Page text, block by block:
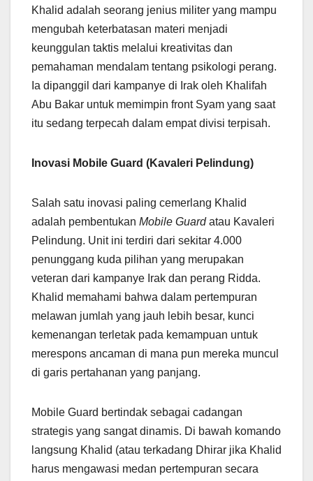
Khalid adalah seorang jenius militer yang mampu
mengubah keterbatasan materi menjadi
keunggulan taktis melalui kreativitas dan
pemahaman mendalam tentang psikologi perang.
Ia dipanggil dari kampanye di Irak oleh Khalifah
Abu Bakar untuk memimpin front Syam yang saat
itu sedang terpecah dalam empat divisi terpisah.
Inovasi Mobile Guard (Kavaleri Pelindung)
Salah satu inovasi paling cemerlang Khalid
adalah pembentukan Mobile Guard atau Kavaleri
Pelindung. Unit ini terdiri dari sekitar 4.000
penunggang kuda pilihan yang merupakan
veteran dari kampanye Irak dan perang Ridda.
Khalid memahami bahwa dalam pertempuran
melawan jumlah yang jauh lebih besar, kunci
kemenangan terletak pada kemampuan untuk
merespons ancaman di mana pun mereka muncul
di garis pertahanan yang panjang.
Mobile Guard bertindak sebagai cadangan
strategis yang sangat dinamis. Di bawah komando
langsung Khalid (atau terkadang Dhirar jika Khalid
harus mengawasi medan pertempuran secara